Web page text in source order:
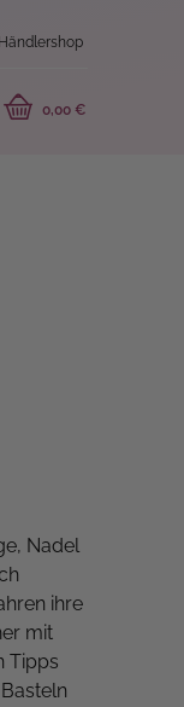
Händlershop
0,00 €
Nadel
ihre
mit
Tipps